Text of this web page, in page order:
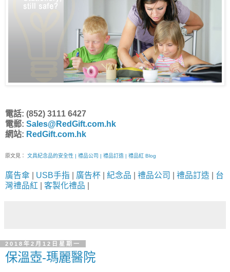
電話: (852) 3111 6427
電郵: Sales@RedGift.com.hk
網站: RedGift.com.hk
原文見： 文具紀念品的安全性 | 禮品公司 | 禮品訂造 | 禮品紅 Blog
廣告傘 USB手指 廣告杯 紀念品 禮品公司 禮品訂造
台
灣禮品紅
客製化禮品
2018年2月12日星期一
保溫壺-瑪麗醫院